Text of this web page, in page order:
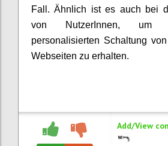
Fall. Ähnlich ist es auch bei
von NutzerInnen, um
personalisierten Schaltung
Webseiten zu erhalten.
Add/View